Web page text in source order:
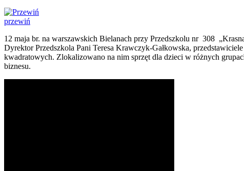
przewiń
12 maja br. na warszawskich Bielanach przy Przedszkolu nr 308
Dyrektor Przedszkola Pani Teresa Krawczyk-Gałkowska,
kwadratowych. Zlokalizowano na nim sprzęt dla dzieci w różnych
biznesu.